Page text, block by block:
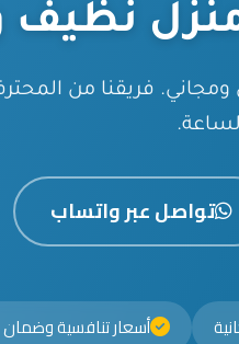
نظيف
فريقنا من
تواصل عبر واتساب
أسعار تنافسية